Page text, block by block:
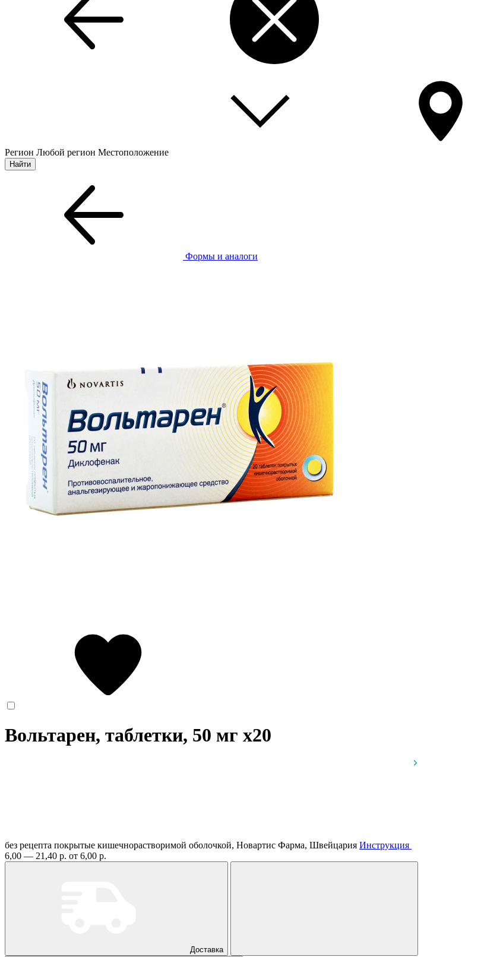
Регион Любой регион Местоположение
Формы и аналоги
Вольтарен, таблетки, 50 мг x20
без рецепта покрытые кишечнорастворимой оболочкой, Новартис Фарма, Швейцария Инструкция
6,00 — 21,40 р. от 6,00 р.
Доставка